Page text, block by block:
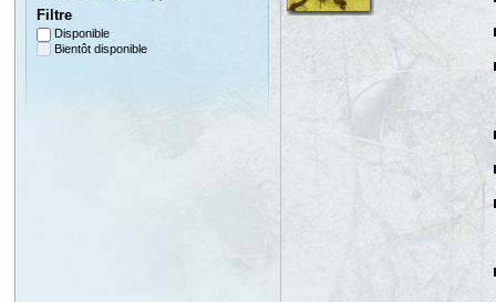
Filtre
Disponible
Bientôt disponible